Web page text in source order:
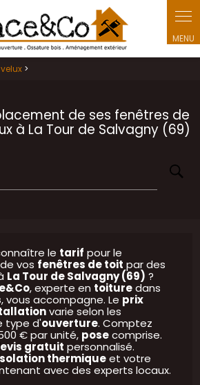
>
de ses fenêtres de
à La Tour de Salvagny (69)
le tarif pour le
de vos fenêtres de toit par des
La Tour de Salvagny (69) ?
, experte en toituredans
, vous accompagne. Le prix
varie selon les
type d'ouverture. Comptez
€ par unité, posecomprise.
gratuit personnalisé.
thermiqueet votre
avec des experts locaux.